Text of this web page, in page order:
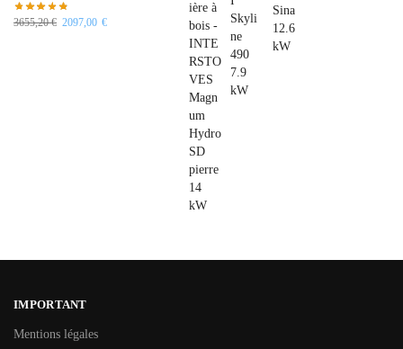
3655,20€ 2097,00 €
IMPORTANT
Mentions légales